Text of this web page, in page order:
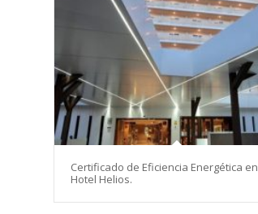
Certificado de Eficiencia Energética en
Hotel Helios.